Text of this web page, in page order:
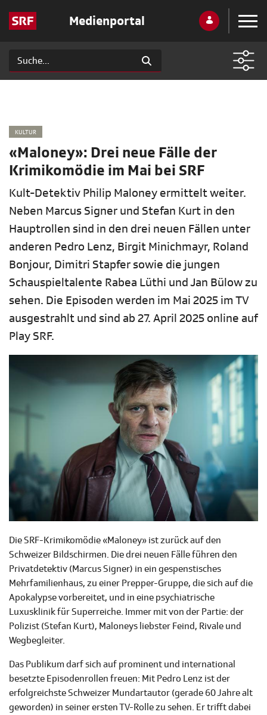
Medienportal
KULTUR
«Maloney»: Drei neue Fälle der
Krimikomödie im Mai bei SRF
Kult-Detektiv Philip Maloney ermittelt weiter.
Neben Marcus Signer und Stefan Kurt in den
Hauptrollen sind in den drei neuen Fällen unter
anderen Pedro Lenz, Birgit Minichmayr, Roland
Bonjour, Dimitri Stapfer sowie die jungen
Schauspieltalente Rabea Lüthi und Jan Bülow zu
sehen. Die Episoden werden im Mai 2025 im TV
ausgestrahlt und sind ab 27. April 2025 online auf
Play SRF.
Die SRF-Krimikomödie «Maloney» ist zurück auf den
Schweizer Bildschirmen. Die drei neuen Fälle führen den
Privatdetektiv (Marcus Signer) in ein gespenstisches
Mehrfamilienhaus, zu einer Prepper-Gruppe, die sich auf die
Apokalypse vorbereitet, und in eine psychiatrische
Luxusklinik für Superreiche. Immer mit von der Partie: der
Polizist (Stefan Kurt), Maloneys liebster Feind, Rivale und
Wegbegleiter.
Das Publikum darf sich auf prominent und international
besetzte Episodenrollen freuen: Mit Pedro Lenz ist der
erfolgreichste Schweizer Mundartautor (gerade 60 Jahre alt
geworden) in seiner ersten TV-Rolle zu sehen. Er trifft dabei